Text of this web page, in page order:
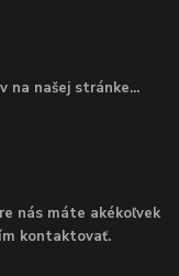
na našej stránke...
nás máte akékoľvek
kontaktovať.